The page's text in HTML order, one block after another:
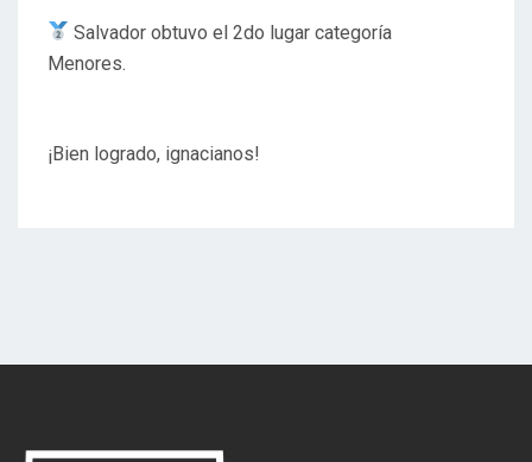
Salvador obtuvo el 2do lugar categoría
Menores.
¡Bien logrado, ignacianos!